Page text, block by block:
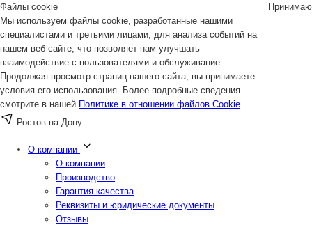
Файлы cookie
Мы используем файлы cookie, разработанные нашими
специалистами и третьими лицами, для анализа событий на
нашем веб-сайте, что позволяет нам улучшать
взаимодействие с пользователями и обслуживание.
Продолжая просмотр страниц нашего сайта, вы принимаете
условия его использования. Более подробные сведения
смотрите в нашей Политике в отношении файлов Cookie.
Принимаю
Ростов-на-Дону
О компании
О компании
Производство
Гарантия качества
Реквизиты и юридические документы
Отзывы